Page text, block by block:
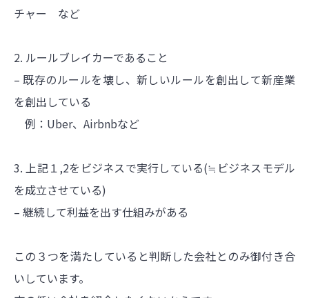
チャー など
2. ルールブレイカーであること
– 既存のルールを壊し、新しいルールを創出して新産業
を創出している
例：Uber、Airbnbなど
3. 上記１,2をビジネスで実行している(≒ビジネスモデル
を成立させている)
– 継続して利益を出す仕組みがある
この３つを満たしていると判断した会社とのみ御付き合
いしています。